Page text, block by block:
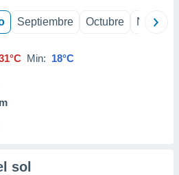
Septiembre Octubre
Min: 18°C
sol